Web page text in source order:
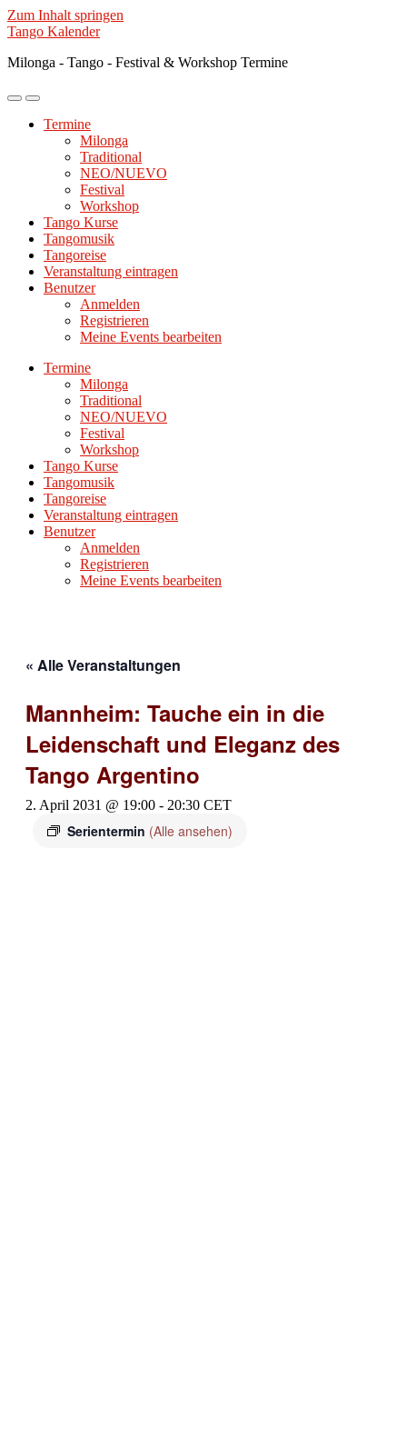
Zum Inhalt springen
Tango Kalender
Milonga - Tango - Festival & Workshop Termine
Mobile-
ein-/ausblenden
Suchfeld
ein-/ausblenden
Termine
Milonga
Traditional
NEO/NUEVO
Festival
Workshop
Tango Kurse
Tangomusik
Tangoreise
Veranstaltung eintragen
Benutzer
Anmelden
Registrieren
Meine Events bearbeiten
Termine
Milonga
Traditional
NEO/NUEVO
Festival
Workshop
Tango Kurse
Tangomusik
Tangoreise
Veranstaltung eintragen
Benutzer
Anmelden
Registrieren
Meine Events bearbeiten
« Alle Veranstaltungen
Mannheim: Tauche ein in die
Leidenschaft und Eleganz des
Tango Argentino
2. April 2031 @ 19:00 - 20:30 CET
Serientermin (Alle ansehen)